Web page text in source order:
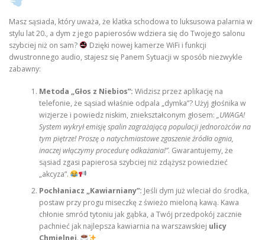
Masz sąsiada, który uważa, że klatka schodowa to luksusowa palarnia w
stylu lat 20., a dym z jego papierosów wdziera się do Twojego salonu
szybciej niż on sam?
Dzięki nowej kamerze WiFi i funkcji
dwustronnego audio, stajesz się Panem Sytuacji w sposób niezwykle
zabawny:
Metoda „Głos z Niebios”: Widzisz przez aplikację na
telefonie, że sąsiad właśnie odpala „dymka”? Użyj głośnika w
wizjerze i powiedz niskim, zniekształconym głosem: „UWAGA!
System wykrył emisję spalin zagrażającą populacji jednorożców na
tym piętrze! Proszę o natychmiastowe zgaszenie źródła ognia,
inaczej włączymy procedurę odkażania!”. Gwarantujemy, że
sąsiad zgasi papierosa szybciej niż zdążysz powiedzieć
„akcyza”.
Pochłaniacz „Kawiarniany”: Jeśli dym już wleciał do środka,
postaw przy progu miseczkę z świeżo mieloną kawą. Kawa
chłonie smród tytoniu jak gąbka, a Twój przedpokój zacznie
pachnieć jak najlepsza kawiarnia na warszawskiej ulicy
Chmielnej.